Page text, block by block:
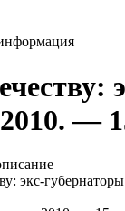
—
экс-